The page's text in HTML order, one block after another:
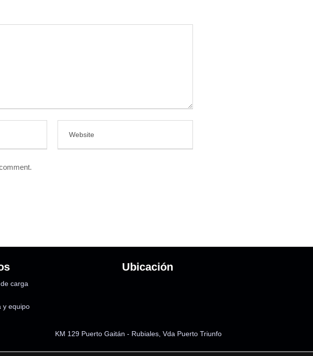
carga
y equipo
Ubicación
KM 129 Puerto Gaitán - Rubiales, Vda Puerto Triunfo